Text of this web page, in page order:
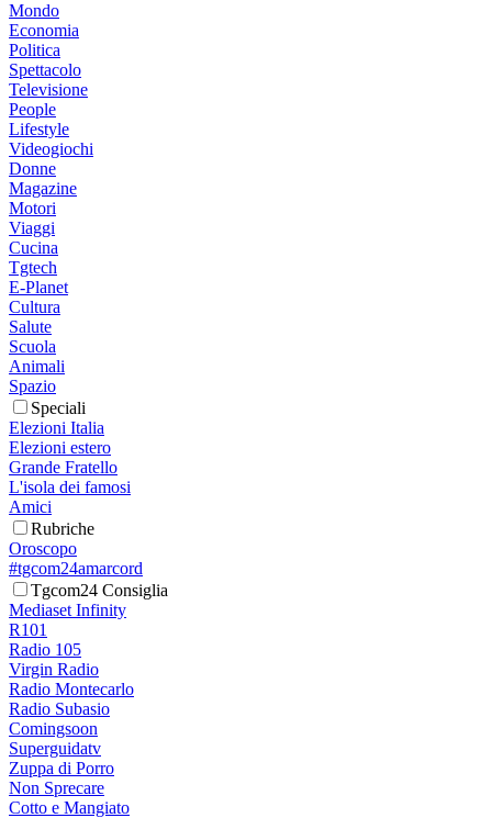
Mondo
Economia
Politica
Spettacolo
Televisione
People
Lifestyle
Videogiochi
Donne
Magazine
Motori
Viaggi
Cucina
Tgtech
E-Planet
Cultura
Salute
Scuola
Animali
Spazio
Speciali
Elezioni Italia
Elezioni estero
Grande Fratello
L'isola dei famosi
Amici
Rubriche
Oroscopo
#tgcom24amarcord
Tgcom24 Consiglia
Mediaset Infinity
R101
Radio 105
Virgin Radio
Radio Montecarlo
Radio Subasio
Comingsoon
Superguidatv
Zuppa di Porro
Non Sprecare
Cotto e Mangiato